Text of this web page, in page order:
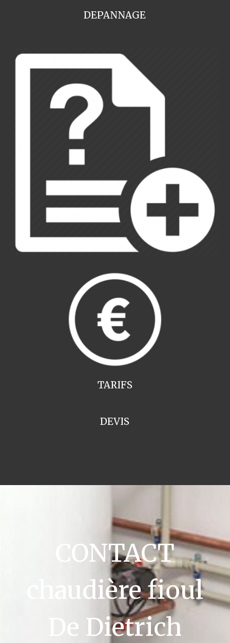
DEPANNAGE
TARIFS
DEVIS
CONTACT
chaudière fioul
De Dietrich